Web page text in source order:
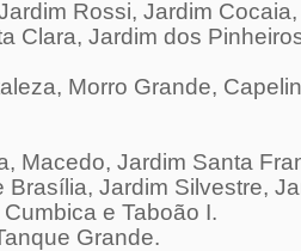
Rossi, Jardim
Clara, Jardim dos
Morro Grande,
Macedo, Jardim Santa
Jardim Silvestre,
e Taboão I.
Grande.